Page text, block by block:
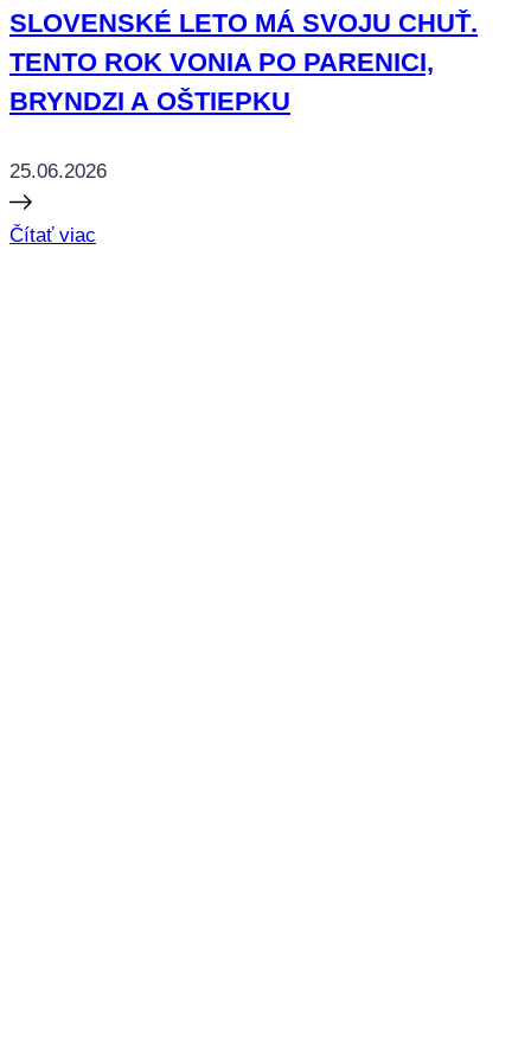
SLOVENSKÉ LETO MÁ SVOJU CHUŤ.
TENTO ROK VONIA PO PARENICI,
BRYNDZI A OŠTIEPKU
25.06.2026
Čítať viac